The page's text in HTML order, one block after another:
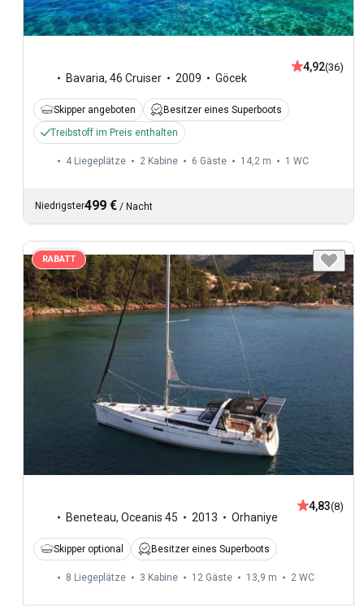
Bavaria, 46 Cruiser 2009 Göcek
4,92(36)
Skipper angeboten
Besitzer eines Superboots
Treibstoff im Preis enthalten
4 Liegeplätze 2 Kabine 6 Gäste 14,2 m 1 WC
Niedrigster499 € / Nacht
RABATT
Beneteau, Oceanis 45 2013 Orhaniye
4,83(8)
Skipper optional Besitzer eines Superboots
8 Liegeplätze 3 Kabine 12 Gäste 13,9 m 2 WC